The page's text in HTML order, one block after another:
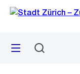
Navigation
Sprunglink
Menü